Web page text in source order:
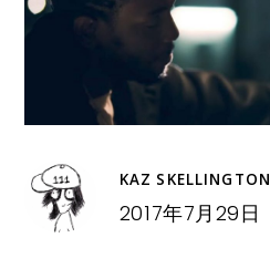
KAZ SKELLINGTON
2017年7月29日